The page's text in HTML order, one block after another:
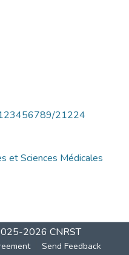
21224
et Sciences Médicales
2026 CNRST
Send Feedback